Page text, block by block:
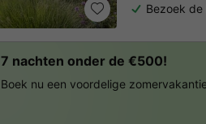
Bezoek
7 nachten onder de €500!
Boek nu een voordelige